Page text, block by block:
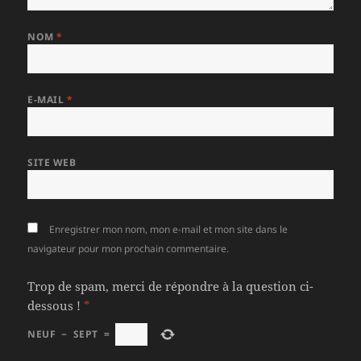
NOM*
E-MAIL *
SITE WEB
Enregistrer mon nom, mon e-mail et mon site dans le
navigateur pour mon prochain commentaire.
Trop de spam, merci de répondre à la question ci-
dessous ! *
NEUF − SEPT =